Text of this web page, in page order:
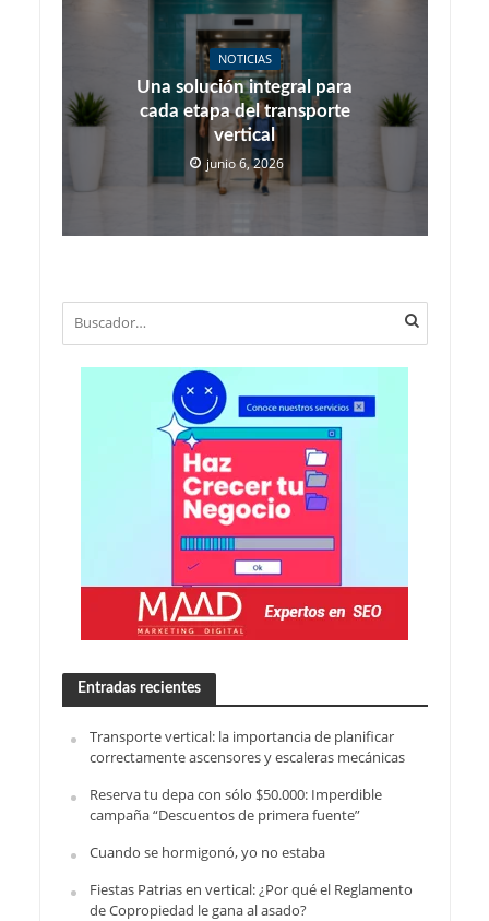
NOTICIAS
Una solución integral para
cada etapa del transporte
vertical
junio 6, 2026
Entradas recientes
Transporte vertical: la importancia de planificar
correctamente ascensores y escaleras mecánicas
Reserva tu depa con sólo $50.000: Imperdible
campaña “Descuentos de primera fuente”
Cuando se hormigonó, yo no estaba
Fiestas Patrias en vertical: ¿Por qué el Reglamento
de Copropiedad le gana al asado?